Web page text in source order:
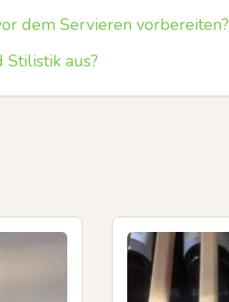
dem Servieren vorbereiten?
Stilistik aus?